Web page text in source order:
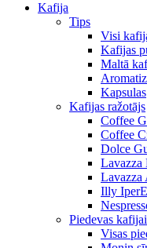
Kafija
Tips
Visi
Kafijas
Maltā
Kapsulas
Kafijas ražotājs
Coffee
Coffee
Dolce
Lavazza
Lavazza
Illy
Piedevas kafijai
Visas